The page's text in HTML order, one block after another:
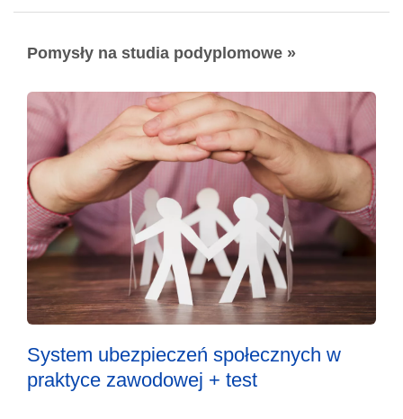
Pomysły na studia podyplomowe »
System ubezpieczeń społecznych w
praktyce zawodowej + test